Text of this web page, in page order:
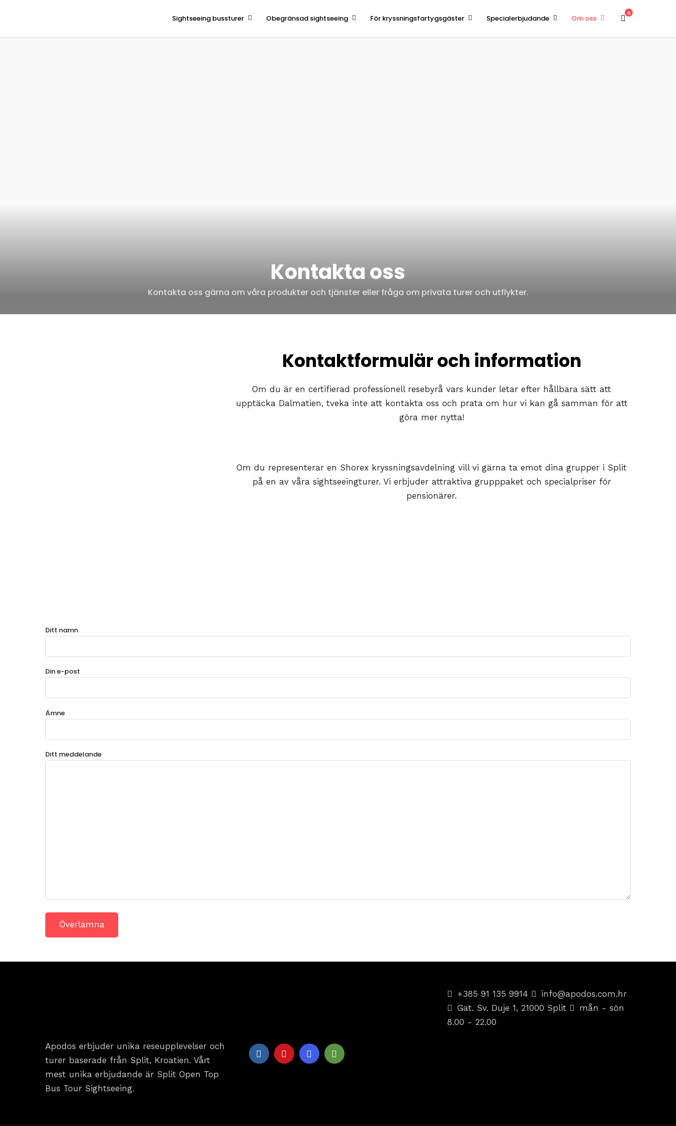
Sightseeing bussturer Obegränsad sightseeing För kryssningsfartygsgäster Specialerbjudande Om oss
0
Kontakta oss
Kontakta oss gärna om våra produkter och tjänster eller fråga om privata turer och utflykter.
Kontaktformulär och information
Om du är en certifierad professionell resebyrå vars kunder letar efter hållbara sätt att
upptäcka Dalmatien, tveka inte att kontakta oss och prata om hur vi kan gå samman för att
göra mer nytta!
Om du representerar en Shorex kryssningsavdelning vill vi gärna ta emot dina grupper i Split
på en av våra sightseeingturer. Vi erbjuder attraktiva grupppaket och specialpriser för
pensionärer.
Ditt namn
Din e-post
Ämne
Ditt meddelande
Apodos erbjuder unika reseupplevelser och
turer baserade från Split, Kroatien. Vårt
mest unika erbjudande är Split Open Top
Bus Tour Sightseeing.
+385 91 135 9914
info@apodos.com.hr
Gat. Sv. Duje 1, 21000 Split
mån - sön
8.00 - 22.00